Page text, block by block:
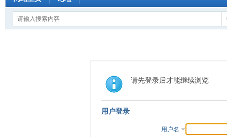
请先登录后才能继续浏览
用户登录
用户名